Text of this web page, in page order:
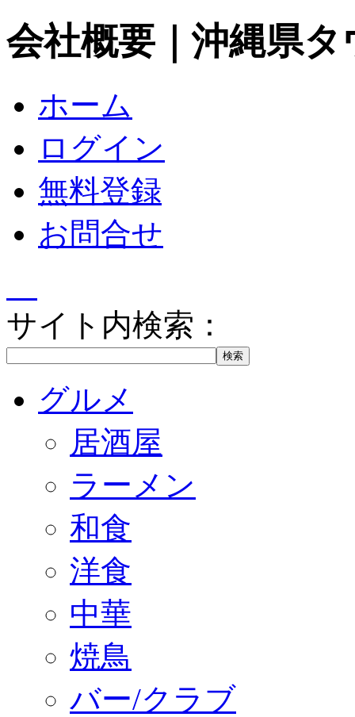
会社概要｜沖縄県
ホーム
ログイン
無料登録
お問合せ
サイト内検索：
グルメ
居酒屋
ラーメン
和食
洋食
中華
焼鳥
バー/クラブ